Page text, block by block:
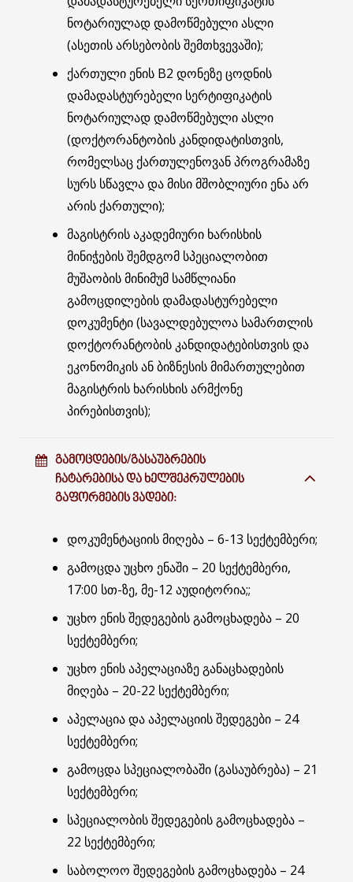
ნოტარიულად დამოწმებული ასლი
(ასეთის არსებობის შემთხვევაში);
ქართული ენის B2 დონეზე ცოდნის
დამადასტურებელი სერტიფიკატის
ნოტარიულად დამოწმებული ასლი
(დოქტორანტობის კანდიდატისთვის,
რომელსაც ქართულენოვან პროგრამაზე
სურს სწავლა და მისი მშობლიური ენა არ
არის ქართული);
მაგისტრის აკადემიური ხარისხის
მინიჭების შემდგომ სპეციალობით
მუშაობის მინიმუმ სამწლიანი
გამოცდილების დამადასტურებელი
დოკუმენტი (სავალდებულოა სამართლის
დოქტორანტობის კანდიდატებისთვის და
ეკონომიკის ან ბიზნესის მიმართულებით
მაგისტრის ხარისხის არმქონე
პირებისთვის);
ᲒᲐᲛᲝᲪᲓᲔᲑᲘᲡ/ᲒᲐᲡᲐᲣᲑᲠᲔᲑᲘᲡ
ᲩᲐᲢᲐᲠᲔᲑᲘᲡᲐ ᲓᲐ ᲮᲔᲚᲨᲔᲙᲠᲣᲚᲔᲑᲘᲡ
ᲒᲐᲤᲝᲠᲛᲔᲑᲘᲡ ᲕᲐᲓᲔᲑᲘ:
დოკუმენტაციის მიღება – 6-13 სექტემბერი;
გამოცდა უცხო ენაში – 20 სექტემბერი,
17:00 სთ-ზე, მე-12 აუდიტორია;;
უცხო ენის შედეგების გამოცხადება – 20
სექტემბერი;
უცხო ენის აპელაციაზე განაცხადების
მიღება – 20-22 სექტემბერი;
აპელაცია და აპელაციის შედეგები – 24
სექტემბერი;
გამოცდა სპეციალობაში (გასაუბრება) – 21
სექტემბერი;
სპეციალობის შედეგების გამოცხადება –
22 სექტემბერი;
საბოლოო შედეგების გამოცხადება – 24